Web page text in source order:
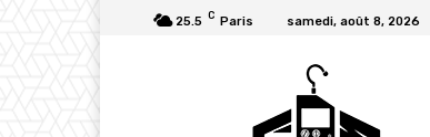
25.5 C Paris samedi, août 8, 2026